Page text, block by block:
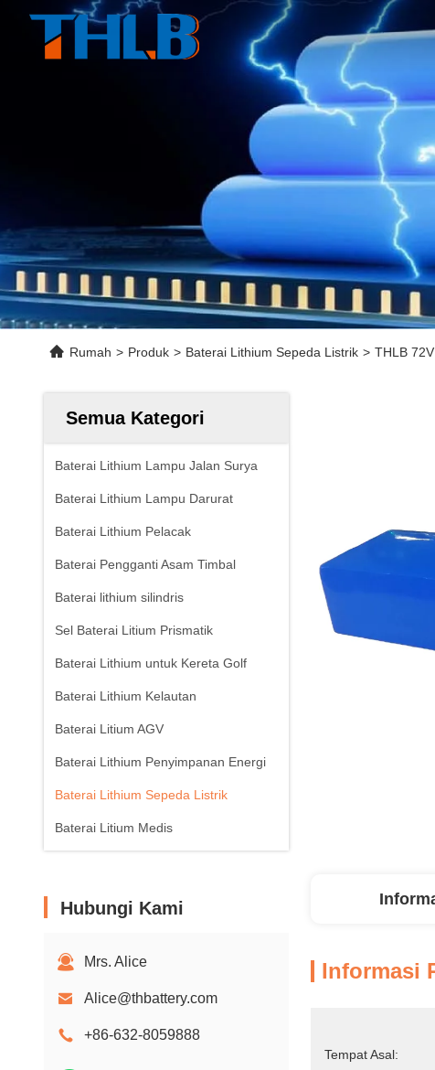
Rumah > Produk > Baterai Lithium Sepeda Listrik > THLB
Semua Kategori
Baterai Lithium Lampu Jalan Surya
Baterai Lithium Lampu Darurat
Baterai Lithium Pelacak
Baterai Pengganti Asam Timbal
Baterai lithium silindris
Sel Baterai Litium Prismatik
Baterai Lithium untuk Kereta Golf
Baterai Lithium Kelautan
Baterai Litium AGV
Baterai Lithium Penyimpanan Energi
Baterai Lithium Sepeda Listrik
Baterai Litium Medis
Hubungi Kami
Mrs. Alice
Alice@thbattery.com
+86-632-8059888
Informasi
Tempat Asal: